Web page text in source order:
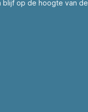
blijf op de hoogte van de